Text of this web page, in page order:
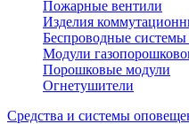
Пожарные вентили
Изделия
Беспроводные
Модули
Порошковые модули
Огнетушители
Средства и системы